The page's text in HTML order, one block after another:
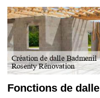
Fonctions de dalle